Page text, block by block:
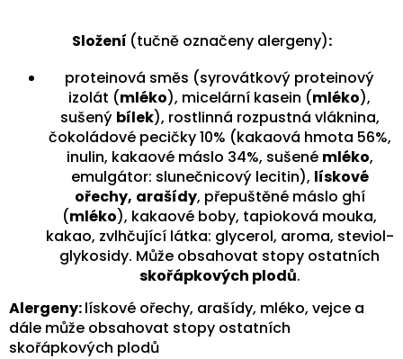
Složení (tučně označeny alergeny):
proteinová směs (syrovátkový proteinový
izolát (mléko), micelární kasein (mléko),
sušený bílek), rostlinná rozpustná vláknina,
čokoládové pecičky 10% (kakaová hmota 56%,
inulin, kakaové máslo 34%, sušené mléko,
emulgátor: slunečnicový lecitin), lískové
ořechy, arašídy, přepuštěné máslo ghí
(mléko), kakaové boby, tapioková mouka,
kakao, zvlhčující látka: glycerol, aroma, steviol-
glykosidy. Může obsahovat stopy ostatních
skořápkových plodů.
Alergeny:lískové ořechy, arašídy, mléko, vejce a
dále může obsahovat stopy ostatních
skořápkových plodů